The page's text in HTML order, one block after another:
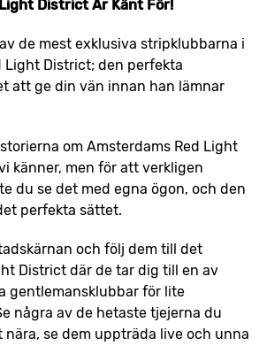
District Är Känt För!
de mest exklusiva stripklubbarna i
Light District; den perfekta
att ge din vän innan han lämnar
om Amsterdams Red Light
känner, men för att verkligen
du se det med egna ögon, och den
perfekta sättet.
och följ dem till det
District där de tar dig till en av
gentlemansklubbar för lite
några av de hetaste tjejerna du
nära, se dem uppträda live och unna